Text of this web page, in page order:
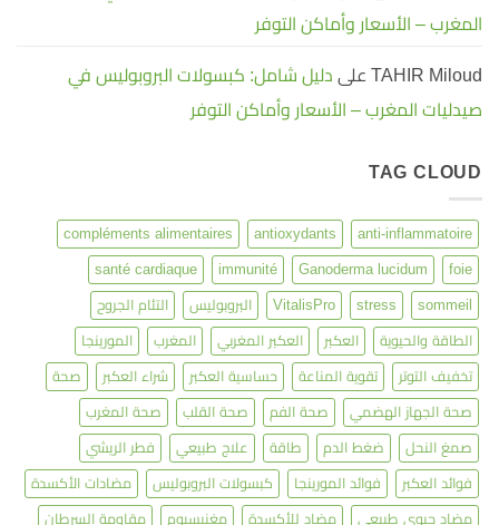
المغرب – الأسعار وأماكن التوفر
TAHIR Miloud على دليل شامل: كبسولات البروبوليس في
صيدليات المغرب – الأسعار وأماكن التوفر
TAG CLOUD
anti-inflammatoire
antioxydants
compléments alimentaires
foie
Ganoderma lucidum
immunité
santé cardiaque
sommeil
stress
VitalisPro البروبوليس التئام الجروح
الطاقة والحيوية العكبر العكبر المغربي المغرب المورينجا
تخفيف التوتر تقوية المناعة حساسية العكبر شراء العكبر صحة
صحة الجهاز الهضمي صحة الفم صحة القلب صحة المغرب
صمغ النحل ضغط الدم طاقة علاج طبيعي فطر الريشي
فوائد العكبر فوائد المورينجا كبسولات البروبوليس مضادات الأكسدة
مضاد حيوي طبيعي مضاد للأكسدة مغنيسيوم مقاومة السرطان